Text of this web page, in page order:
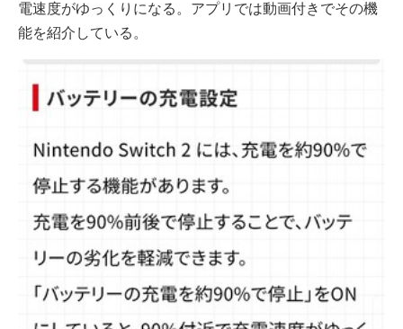
電速度がゆっくりになる。アプリでは動画付きでその機
能を紹介している。